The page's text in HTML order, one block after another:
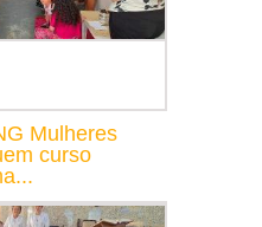
Mulheres
curso